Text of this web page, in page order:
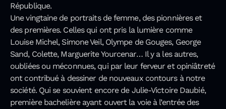
République.
Une vingtaine de portraits de femme, des pionnières et
des premières. Celles qui ont pris la lumière comme
Louise Michel, Simone Veil, Olympe de Gouges, George
Sand, Colette, Marguerite Yourcenar… Il y a les autres,
oubliées ou méconnues, qui par leur ferveur et opiniâtreté
ont contribué à dessiner de nouveaux contours à notre
société. Qui se souvient encore de Julie-Victoire Daubié,
première bachelière ayant ouvert la voie à l’entrée des